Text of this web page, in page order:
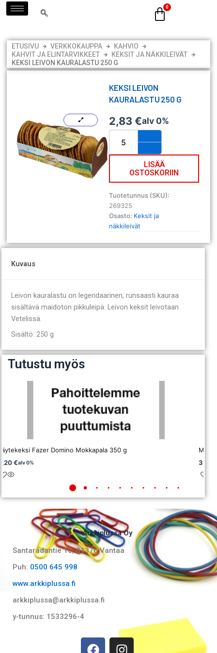
Siirry
sisältöön
ETUSIVU VERKKOKAUPPA
KAHVIO
KAHVIT JA ELINTARVIKKEET
KEKSIT JA NÄKKILEIVÄT
KEKSI LEIVON KAURALASTU 250 G
KEKSI LEIVON
KAURALASTU 250 G
2,83€alv 0%
Keksi
Leivon
Kauralastu
määrä
LISÄÄ
OSTOSKORIIN
Tuotetunnus (SKU):
269325
Osasto: Keksit ja
näkkileivät
Kuvaus
Leivon kauralastu on legendaarinen, runsaasti kauraa
sisältävä maidoton pikkuleipä. Leivon keksit leivotaan
Vetelissä.
Sisältö: 250 g
Tutustu myös
Fazer Domino Mokkapala 350 g
€alv 0%
3,19
Arkkiplussa Oy
Santaradantie 10, 01370 Vantaa​
Puh: 0500 645 998
www.arkkiplussa.fi
arkkiplussa@arkkiplussa.fi
y-tunnus: 1533296-4
F
I